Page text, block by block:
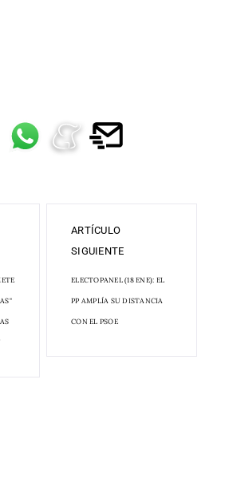
ARTÍCULO
SIGUIENTE
ELECTOPANEL (18 ENE): EL
PP AMPLÍA SU DISTANCIA
CON EL PSOE